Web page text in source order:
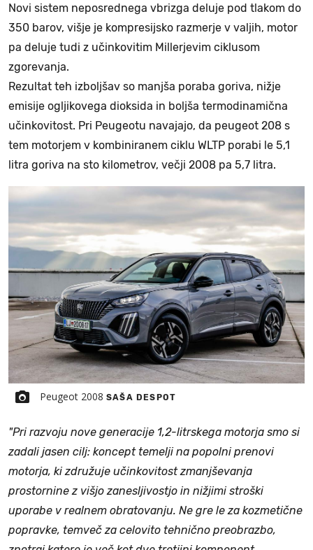
Novi sistem neposrednega vbrizga deluje pod tlakom do
350 barov, višje je kompresijsko razmerje v valjih, motor
pa deluje tudi z učinkovitim Millerjevim ciklusom
zgorevanja.
Rezultat teh izboljšav so manjša poraba goriva, nižje
emisije ogljikovega dioksida in boljša termodinamična
učinkovitost. Pri Peugeotu navajajo, da peugeot 208 s
tem motorjem v kombiniranem ciklu WLTP porabi le 5,1
litra goriva na sto kilometrov, večji 2008 pa 5,7 litra.
Peugeot 2008 SAŠA DESPOT
"Pri razvoju nove generacije 1,2-litrskega motorja smo si
zadali jasen cilj: koncept temelji na popolni prenovi
motorja, ki združuje učinkovitost zmanjševanja
prostornine z višjo zanesljivostjo in nižjimi stroški
uporabe v realnem obratovanju. Ne gre le za kozmetične
popravke, temveč za celovito tehnično preobrazbo,